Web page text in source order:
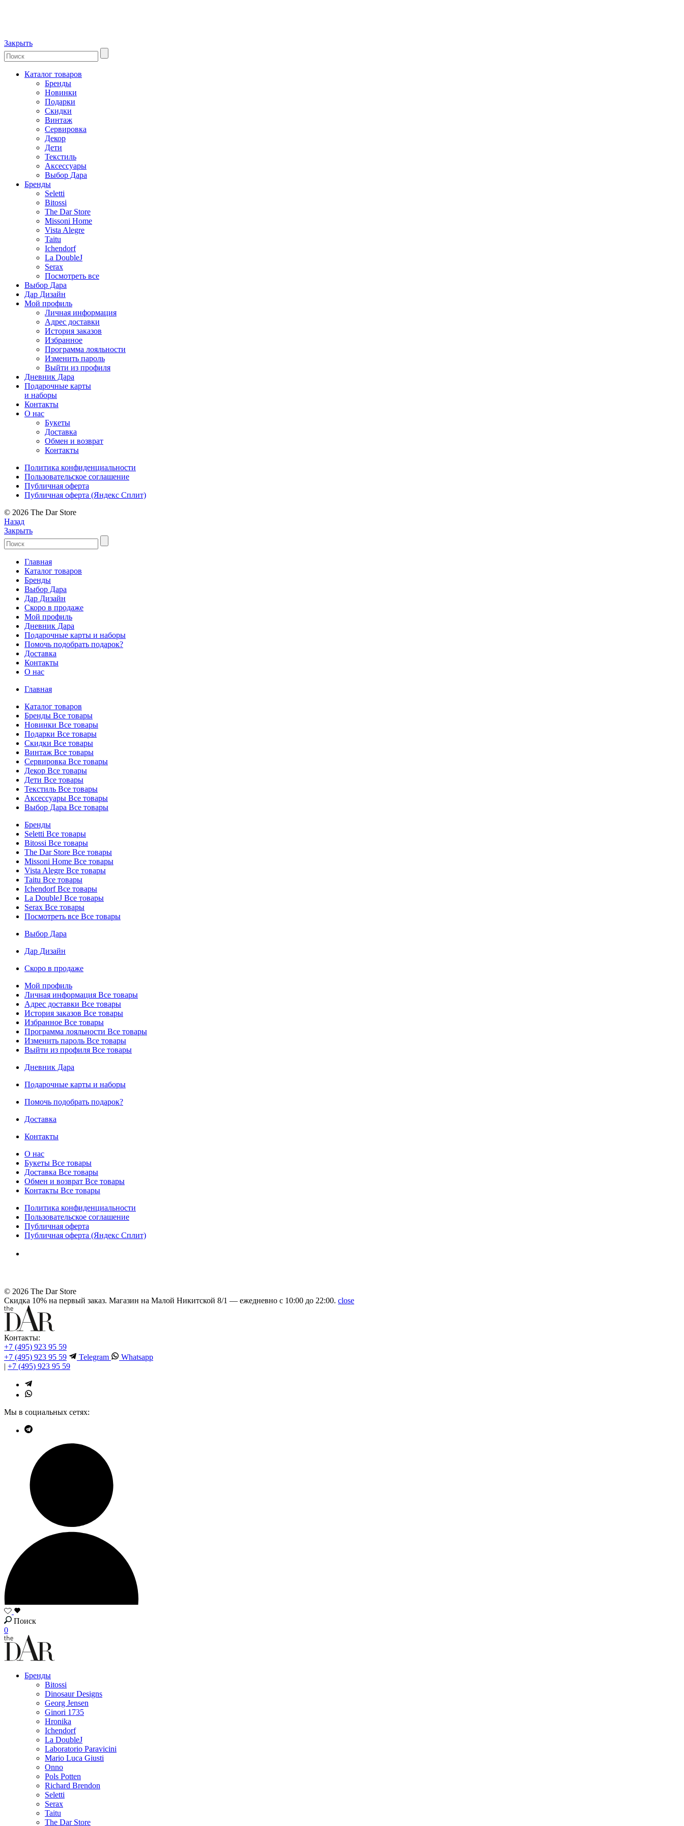
Закрыть
Каталог товаров
Бренды
Новинки
Подарки
Скидки
Винтаж
Сервировка
Декор
Дети
Текстиль
Аксессуары
Выбор Дара
Бренды
Seletti
Bitossi
The Dar Store
Missoni Home
Vista Alegre
Taitu
Ichendorf
La DoubleJ
Serax
Посмотреть все
Выбор Дара
Дар Дизайн
Мой профиль
Личная информация
Адрес доставки
История заказов
Избранное
Программа лояльности
Изменить пароль
Выйти из профиля
Дневник Дара
Подарочные карты
и наборы
Контакты
О нас
Букеты
Доставка
Обмен и возврат
Контакты
Политика конфиденциальности
Пользовательское соглашение
Публичная оферта
Публичная оферта (Яндекс Сплит)
© 2026 The Dar Store
Назад
Закрыть
Главная
Каталог товаров
Бренды
Выбор Дара
Дар Дизайн
Скоро в продаже
Мой профиль
Дневник Дара
Подарочные карты и наборы
Помочь подобрать подарок?
Доставка
Контакты
О нас
Главная
Каталог товаров
Бренды Все товары
Новинки Все товары
Подарки Все товары
Скидки Все товары
Винтаж Все товары
Сервировка Все товары
Декор Все товары
Дети Все товары
Текстиль Все товары
Аксессуары Все товары
Выбор Дара Все товары
Бренды
Seletti Все товары
Bitossi Все товары
The Dar Store Все товары
Missoni Home Все товары
Vista Alegre Все товары
Taitu Все товары
IchendorfВсе товары
La DoubleJ Все товары
Serax Все товары
Посмотреть все Все товары
Выбор Дара
Дар Дизайн
Скоро в продаже
Мой профиль
Личная информация Все товары
Адрес доставки Все товары
История заказов Все товары
Избранное Все товары
Программа лояльности Все товары
Изменить пароль Все товары
Выйти из профиля Все товары
Дневник Дара
Подарочные карты и наборы
Помочь подобрать подарок?
Доставка
Контакты
О нас
Букеты Все товары
Доставка Все товары
Обмен и возврат Все товары
Контакты Все товары
Политика конфиденциальности
Пользовательское соглашение
Публичная оферта
Публичная оферта (Яндекс Сплит)
© 2026 The Dar Store
Скидка 10% на первый заказ. Магазин на Малой Никитской 8/1 — ежедневно с 10:00 до 22:00. close
Контакты:
+7 (495) 923 95 59
+7 (495) 923 95 59
Telegram
Whatsapp
| +7 (495) 923 95 59
Мы в социальных сетях:
Поиск
0
Бренды
Bitossi
Dinosaur Designs
Georg Jensen
Ginori 1735
Hronika
Ichendorf
La DoubleJ
Laboratorio Paravicini
Mario Luca Giusti
Onno
Pols Potten
Richard Brendon
Seletti
Serax
Taitu
The Dar Store